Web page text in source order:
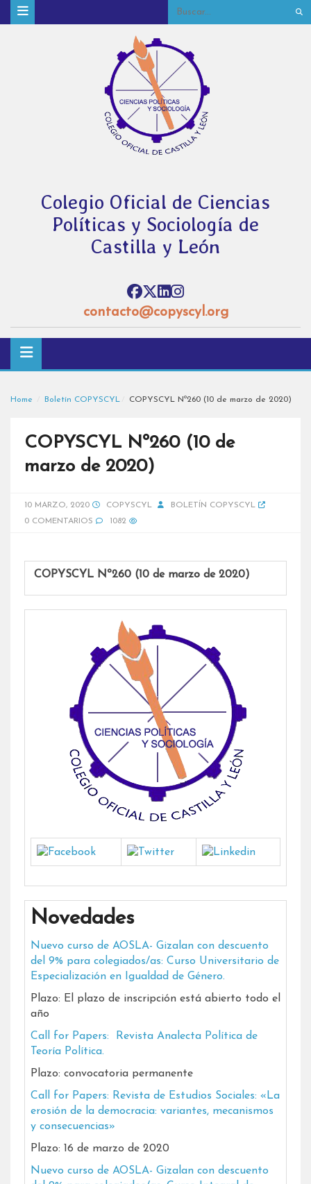
Colegio Oficial de Ciencias
Políticas y Sociología de
Castilla y León
contacto@copyscyl.org
Home Boletín COPYSCYL COPYSCYL Nº260 (10 de marzo de 2020)
COPYSCYL Nº260 (10 de
marzo de 2020)
10 MARZO, 2020 COPYSCYL
BOLETÍN COPYSCYL
0 COMENTARIOS
1082
COPYSCYL Nº260 (10 de marzo de 2020)
Novedades
Nuevo curso de AOSLA- Gizalan con descuento
del 9% para colegiados/as: Curso Universitario de
Especialización en Igualdad de Género.
Plazo: El plazo de inscripción está abierto todo el
año
Call for Papers: Revista Analecta Política de
Teoría Política.
Plazo: convocatoria permanente
Call for Papers: Revista de Estudios Sociales: «La
erosión de la democracia: variantes, mecanismos
y consecuencias»
Plazo: 16 de marzo de 2020
Nuevo curso de AOSLA- Gizalan con descuento